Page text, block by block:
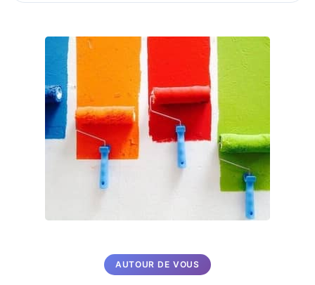
AUTOUR DE VOUS